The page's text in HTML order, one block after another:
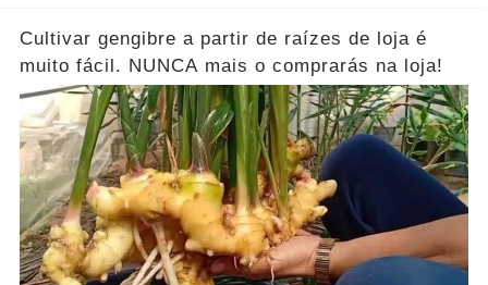
Cultivar gengibre a partir de raízes de loja é
muito fácil. NUNCA mais o comprarás na loja!